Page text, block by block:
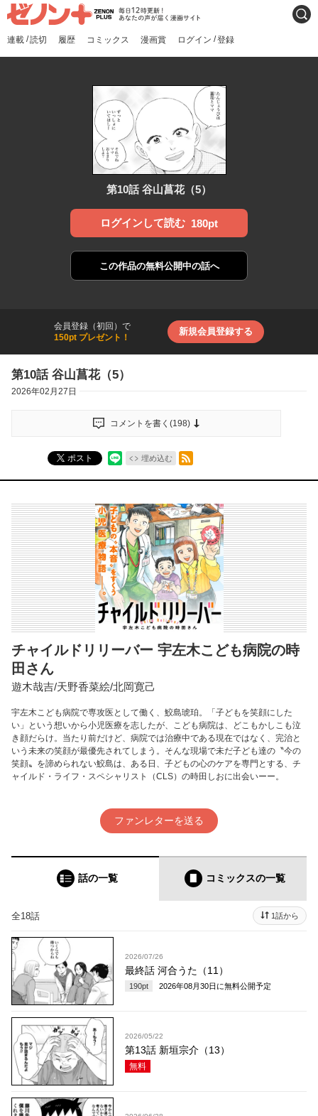
ゼノンプラス
毎日12時更新！あなたの声
が届く漫画サイト
連載 /読切 履歴 コミックス 漫画賞 ログイン /登録
検索
第10話 谷山菖花（5）
ログインして読む 180pt
この作品の無料公開中の話へ
会員登録（初回）で
150pt プレゼント！
新規会員登録する
第10話 谷山菖花（5）
2026年02月27日
コメントを書く(198)
ポスト 埋め込む
RSSフィード
チャイルドリリーバー 宇左木こども病院の時
田さん
遊木哉吉/天野香菜絵/北岡寛己
宇左木こども病院で専攻医として働く、鮫島琥珀。「子どもを笑顔にした
い」という想いから小児医療を志したが、こども病院は、どこもかしこも泣
き顔だらけ。当たり前だけど、病院では治療中である現在ではなく、完治と
いう未来の笑顔が最優先されてしまう。そんな現場で未だ子ども達の〝今の
笑顔〟を諦められない鮫島は、ある日、子どもの心のケアを専門とする、チ
ャイルド・ライフ・スペシャリスト（CLS）の時田しおに出会いーー。
ファンレターを送る
話の一覧 コミックスの一覧
全18話 1話から
2026/07/26
最終話 河合うた（11）
190pt 2026年08月30日 に無料公開予定
2026/05/22
第13話 新垣宗介（13）
無料